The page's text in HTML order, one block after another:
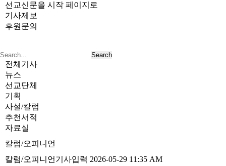
선교신문을 시작 페이지로
기사제보
후원문의
전체기사
뉴스
선교단체
기획
사설/칼럼
추천서적
자료실
칼럼/오피니언
칼럼/오피니언 기사입력 2026-05-29 11:35 AM